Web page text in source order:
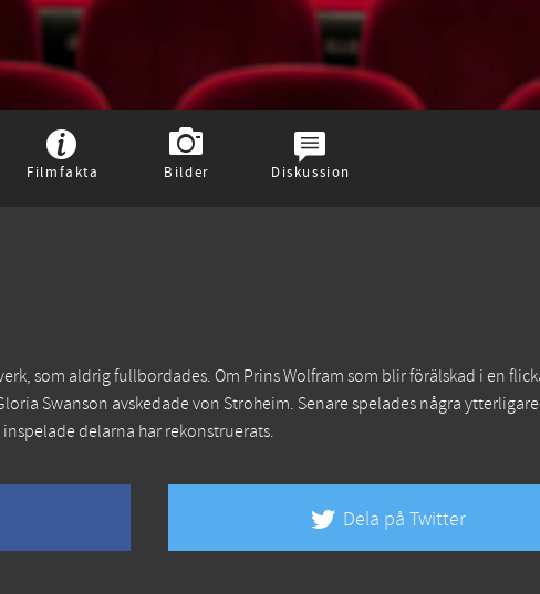
Filmfakta Bilder Diskussion
som aldrig fullbordades. Om Prins Wolfram som blir förälskad i en
Swanson avskedade von Stroheim. Senare spelades några
delarna har rekonstruerats.
Dela på Twitter